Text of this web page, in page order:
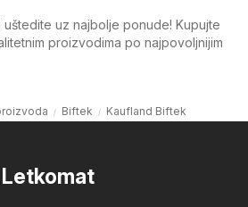
uz najbolje ponude! Kupujte
proizvodima po najpovoljnijim
Biftek Kaufland Biftek
Letkomat